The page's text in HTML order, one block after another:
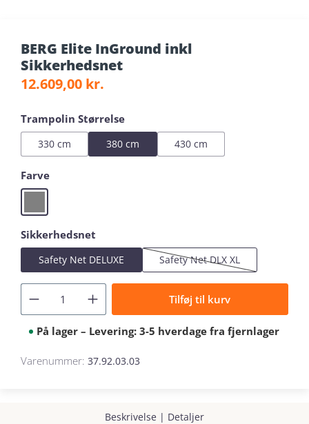
BERG Elite InGround inkl
Sikkerhedsnet
Almindelig pris:
12.609,00 kr.
Vælg
Trampolin Størrelse
330 cm 380 cm 430 cm
Vælg
Farve
Grey
Vælg
Sikkerhedsnet
Safety Net DELUXE Safety Net DLX XL
(Denne mulighed er i
Tilføj til kurv
På lager – Levering: 3-5 hverdage fra fjernlager
Varenummer: 37.92.03.03
Beskrivelse | Detaljer